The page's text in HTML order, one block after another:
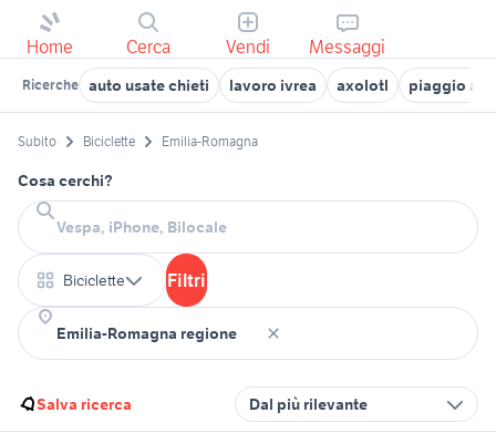
Home Cerca Vendi Messaggi
Ricerche auto usate chieti lavoro ivrea axolotl piaggio
Subito Biciclette Emilia-Romagna
Cosa cerchi?
Biciclette Filtri
Salva ricerca Dal più rilevante